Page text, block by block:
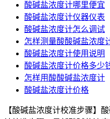
酸碱盐浓度计哪里便宜
酸碱盐浓度计仪器仪表
酸碱盐浓度计怎么调试
怎样测量酸酸碱盐浓度
酸碱盐浓度计使用说明
酸碱盐浓度计价格多少
怎样用酸酸碱盐浓度计
酸碱盐浓度计价格
【酸碱盐浓度计校准步骤】